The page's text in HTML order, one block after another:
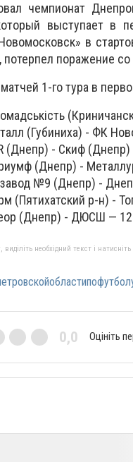
чемпионат
выступает в
в
потерпел поражение
1-го тура в
Триумф (Днепр)
№9 (Днепр) -
(Пятихатский
(Днепр) -
необхідний текст і
0,0 Оцініть